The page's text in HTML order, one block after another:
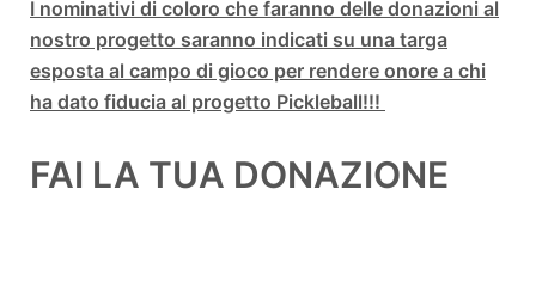
I nominativi di coloro che faranno delle donazioni al
nostro progetto saranno indicati su una targa
esposta al campo di gioco per rendere onore a chi
ha dato fiducia al progetto Pickleball!!!
FAI LA TUA DONAZIONE